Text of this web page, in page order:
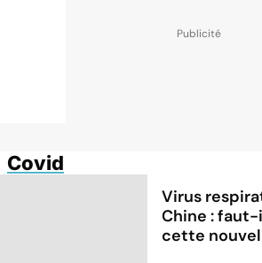
Covid
Virus
Chine :
cette